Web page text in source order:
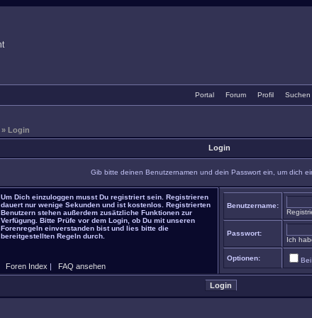
Portal Forum Profil Suchen
» Login
Login
Gib bitte deinen Benutzernamen und dein Passwort ein, um dich
Um Dich einzuloggen musst Du registriert sein. Registrieren
dauert nur wenige Sekunden und ist kostenlos. Registrierten
Benutzern stehen außerdem zusätzliche Funktionen zur
Verfügung. Bitte Prüfe vor dem Login, ob Du mit unseren
Forenregeln einverstanden bist und lies bitte die
bereitgestellten Regeln durch.
Foren Index | FAQ ansehen
Benutzername:
Passwort:
Ich
Optionen: